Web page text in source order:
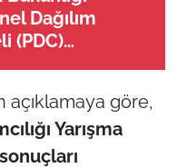
Dağılım
(PDC)
açıklamaya göre,
Yarışma